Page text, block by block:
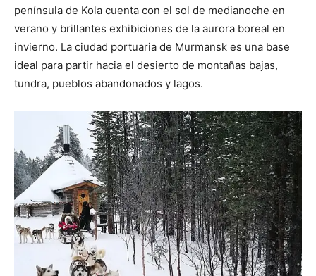
península de Kola cuenta con el sol de medianoche en
verano y brillantes exhibiciones de la aurora boreal en
invierno. La ciudad portuaria de Murmansk es una base
ideal para partir hacia el desierto de montañas bajas,
tundra, pueblos abandonados y lagos.